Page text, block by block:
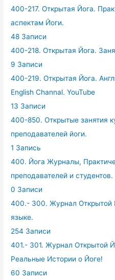
400-217. Открытая Йога.
аспектам Йоги.
48 Записи
400-218. Открытая Йога.
9 Записи
400-219. Открытая Йога.
English Channal. YouTube
13 Записи
400-850. Открытые занятия
преподавателей йоги.
1 Запись
400. Йога Журналы,
преподавателей и студентов.
0 Записи
400.- 300. Журнал Открытой
языке.
254 Записи
401.- 301. Журнал Открытой
Реальные Истории о Йоге!
60 Записи